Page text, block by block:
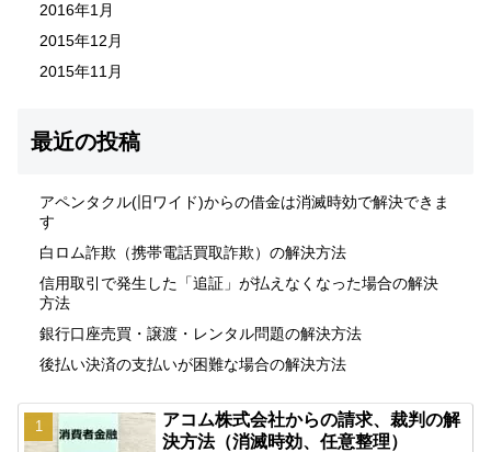
2016年1月
2015年12月
2015年11月
最近の投稿
アペンタクル(旧ワイド)からの借金は消滅時効で解決できま
す
白ロム詐欺（携帯電話買取詐欺）の解決方法
信用取引で発生した「追証」が払えなくなった場合の解決
方法
銀行口座売買・譲渡・レンタル問題の解決方法
後払い決済の支払いが困難な場合の解決方法
アコム株式会社からの請求、裁判の解
決方法（消滅時効、任意整理）